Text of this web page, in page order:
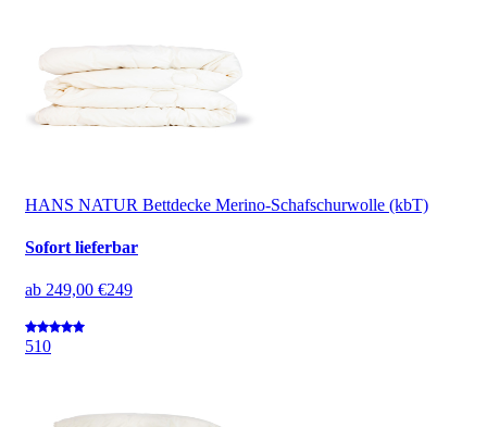
HANS NATUR Bettdecke Merino-Schafschurwolle (kbT)
Sofort lieferbar
ab 249,00 €249
510